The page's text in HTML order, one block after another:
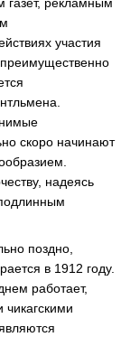
газет, рекламным
участия
скоро начинают
надеясь
поздно,
в 1912 году.
работает,